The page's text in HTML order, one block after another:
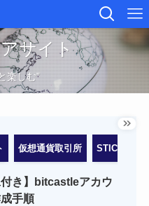
サイト
楽しむ”
仮想通貨取引所 STICPAY
付き】bitcastleアカウ
手順